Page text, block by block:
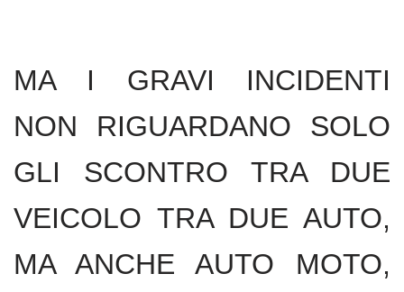
MA I GRAVI INCIDENTI
NON RIGUARDANO SOLO
GLI SCONTRO TRA DUE
VEICOLO TRA DUE AUTO,
MA ANCHE AUTO MOTO,